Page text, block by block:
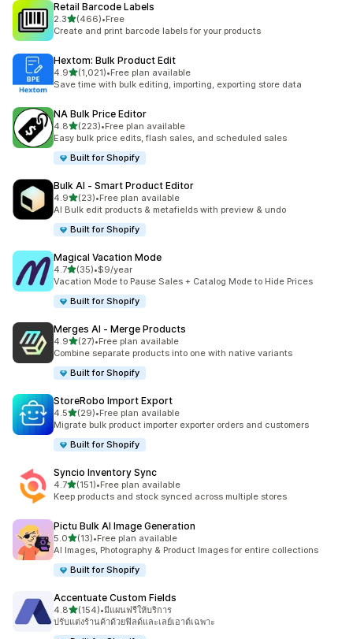
Retail Barcode Labels
2.3เต็ม 5 ดาว
(466)
ทั้งหมด 466 รีวิว
•Free
Create and print barcode labels for your products
Hextom: Bulk Product Edit
4.9เต็ม 5 ดาว
(1,021)
ทั้งหมด 1021 รีวิว
•Free plan available
Save time with bulk editing, importing, exporting store data
NA Bulk Price Editor
4.8เต็ม 5 ดาว
(223)
ทั้งหมด 223 รีวิว
•Free plan available
Easy bulk price edits, flash sales, and scheduled sales
Built for Shopify
Bulk AI ‑ Smart Product Editor
4.9เต็ม 5 ดาว
(23)
ทั้งหมด 23 รีวิว
•Free plan available
AI Bulk edit products & metafields with preview & undo
Built for Shopify
Magical Vacation Mode
4.7เต็ม 5 ดาว
(35)
ทั้งหมด 35 รีวิว
•$9/year
Vacation Mode to Pause Sales + Catalog Mode to Hide Prices
Built for Shopify
Merges AI ‑ Merge Products
4.9เต็ม 5 ดาว
(27)
ทั้งหมด 27 รีวิว
•Free plan available
Combine separate products into one with native variants
Built for Shopify
StoreRobo Import Export
4.5เต็ม 5 ดาว
(29)
ทั้งหมด 29 รีวิว
•Free plan available
Migrate bulk product importer exporter orders and customers
Built for Shopify
Syncio Inventory Sync
4.7เต็ม 5 ดาว
(151)
ทั้งหมด 151 รีวิว
•Free plan available
Keep products and stock synced across multiple stores
Pictu Bulk AI Image Generation
5.0เต็ม 5 ดาว
(13)
ทั้งหมด 13 รีวิว
•Free plan available
AI Images, Photography & Product Images for entire collections
Built for Shopify
Accentuate Custom Fields
4.8เต็ม 5 ดาว
(154)
ทั้งหมด 154 รีวิว
•มีแผนฟรีให้บริการ
ปรับแต่งร้านค้าด้วยฟิลด์และเลย์เอาต์เฉพาะ